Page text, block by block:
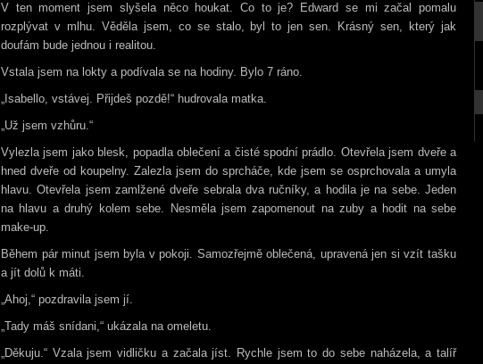
V ten moment jsem slyšela něco houkat. Co to je? Edward se mi začal pomalu
rozplývat v mlhu. Věděla jsem, co se stalo, byl to jen sen. Krásný sen, který jak
doufám bude jednou i realitou.
Vstala jsem na lokty a podívala se na hodiny. Bylo 7 ráno.
„Isabello, vstávej. Přijdeš pozdě!“ hudrovala matka.
„Už jsem vzhůru.“
Vylezla jsem jako blesk, popadla oblečení a čisté spodní prádlo. Otevřela jsem dveře a
hned dveře od koupelny. Zalezla jsem do sprcháče, kde jsem se osprchovala a umyla
hlavu. Otevřela jsem zamlžené dveře sebrala dva ručníky, a hodila je na sebe. Jeden
na hlavu a druhý kolem sebe. Nesměla jsem zapomenout na zuby a hodit na sebe
make-up.
Během pár minut jsem byla v pokoji. Samozřejmě oblečená, upravená jen si vzít tašku
a jít dolů k máti.
„Ahoj,“ pozdravila jsem jí.
„Tady máš snídani,“ ukázala na omeletu.
„Děkuju.“ Vzala jsem vidličku a začala jíst. Rychle jsem to do sebe naházela, a talíř